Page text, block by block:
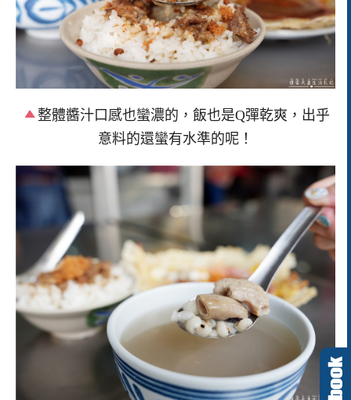
整體醬汁口感也蠻濃的，飯也是Q彈乾爽，出乎
意料的還蠻有水準的呢！